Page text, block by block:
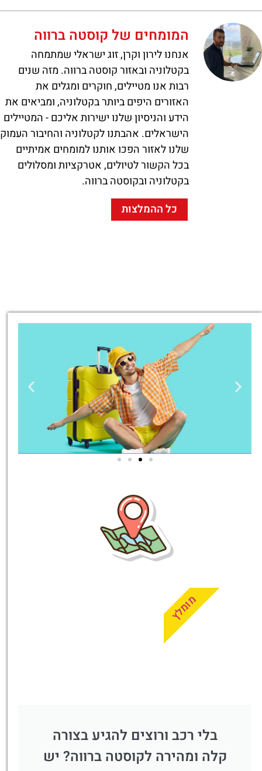
המומחים של קוסטה ברווה
אנחנו לירון וקרן, זוג ישראלי שמתמחה
בקטלוניה ובאזור קוסטה ברווה. מזה שנים
רבות אנו מטיילים, חוקרים ומגלים את
האזורים היפים ביותר בקטלוניה, ומביאים את
הידע והניסיון שלנו ישירות אליכם - המטיילים
הישראלים. אהבתנו לקטלוניה והחיבור העמוק
שלנו לאזור הפכו אותנו למומחים אמיתיים
בכל הקשור לטיולים, אטרקציות ומסלולים
בקטלוניה ובקוסטה ברווה.
כל ההמלצות
בלי רכב ורוצים להגיע בצורה
קלה ומהירה לקוסטה ברווה? יש
מומלץ